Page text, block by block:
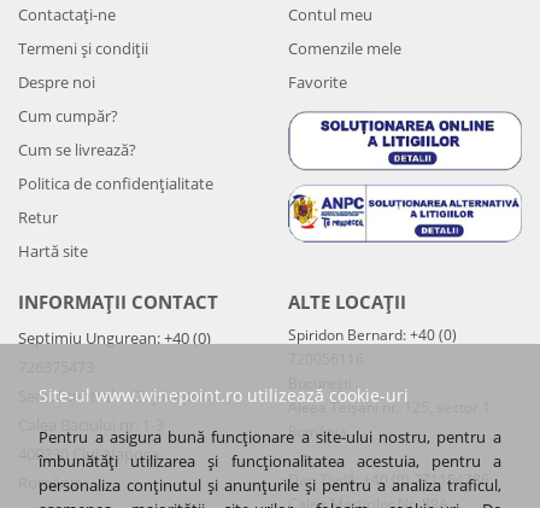
Contactați-ne
Termeni și condiții
Despre noi
Cum cumpăr?
Cum se livrează?
Politica de confidenţialitate
Retur
Hartă site
Contul meu
Comenzile mele
Favorite
INFORMAȚII CONTACT
Septimiu Ungurean: +40 (0)
Sediul central – Cluj-Napoca
400230 Cluj-Napoca
România
ALTE LOCAȚII
Spiridon Bernard: +40 (0)
Aleea Teișani nr. 125, sector 1
România
Dan Tivdă: +40 (0) 771154786
Calea Martirilor Nr. 89A
Site-ul www.winepoint.ro utilizează cookie-uri
Pentru a asigura bună funcționare a site-ului nostru, pentru a
îmbunătăți utilizarea și funcționalitatea acestuia, pentru a
personaliza conținutul și anunțurile și pentru a analiza traficul,